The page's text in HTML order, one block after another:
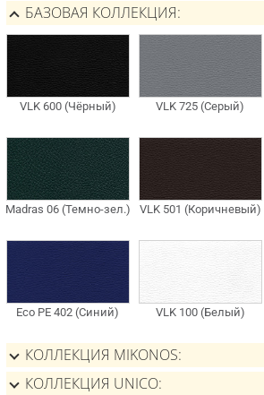
БАЗОВАЯ КОЛЛЕКЦИЯ
КОЛЛЕКЦИЯ MIKONOS
КОЛЛЕКЦИЯ UNICO